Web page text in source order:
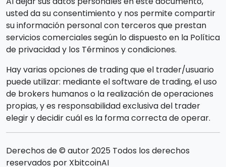
usted da su consentimiento y nos permite compartir
su información personal con terceros que prestan
servicios comerciales según lo dispuesto en la Política
de privacidad y los Términos y condiciones.
Hay varias opciones de trading que el trader/usuario
puede utilizar: mediante el software de trading, el uso
de brokers humanos o la realización de operaciones
propias, y es responsabilidad exclusiva del trader
elegir y decidir cuál es la forma correcta de operar.
Derechos de © autor 2025 Todos los derechos
reservados por XbitcoinAI